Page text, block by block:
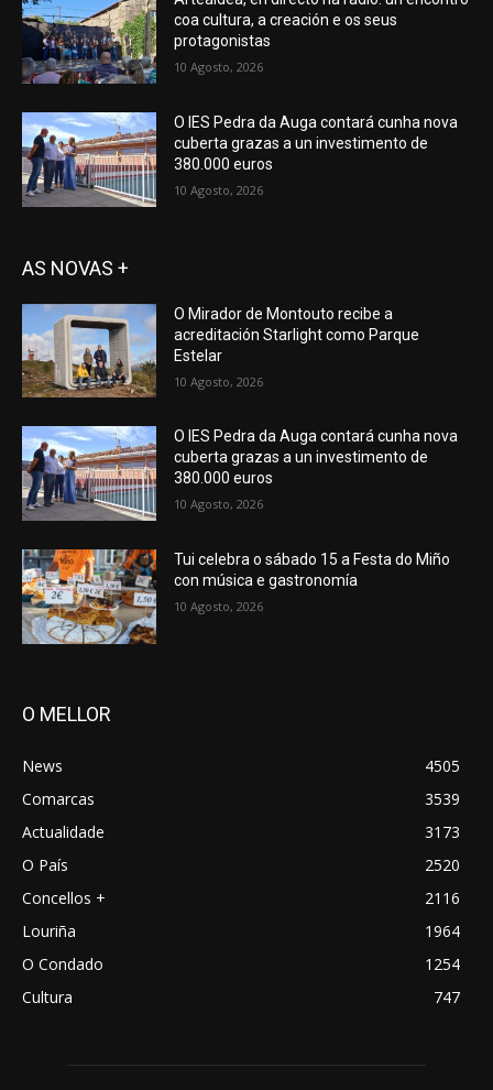
coa cultura, a creación e os seus
protagonistas
10 Agosto, 2026
O IES Pedra da Auga contará cunha nova
cuberta grazas a un investimento de
380.000 euros
10 Agosto, 2026
AS NOVAS +
O Mirador de Montouto recibe a
acreditación Starlight como Parque
Estelar
10 Agosto, 2026
O IES Pedra da Auga contará cunha nova
cuberta grazas a un investimento de
380.000 euros
10 Agosto, 2026
Tui celebra o sábado 15 a Festa do Miño
con música e gastronomía
10 Agosto, 2026
O MELLOR
News
4505
Comarcas
3539
Actualidade
3173
O País
2520
Concellos +
2116
Louriña
1964
O Condado
1254
Cultura
747